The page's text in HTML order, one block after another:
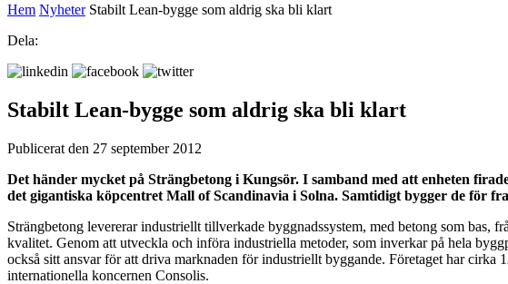
Hem Nyheter Stabilt Lean-bygge som aldrig ska bli klart
Dela:
Stabilt Lean-bygge som aldrig ska bli klart
Publicerat den 27 september 2012
Det händer mycket på Strängbetong i Kungsör. I samband med att enheten
det gigantiska köpcentret Mall of Scandinavia i Solna. Samtidigt bygger de för
Strängbetong levererar industriellt tillverkade byggnadssystem, med betong som
kvalitet. Genom att utveckla och införa industriella metoder, som inverkar på hela
också sitt ansvar för att driva marknaden för industriellt byggande. Företaget har
internationella koncernen Consolis.